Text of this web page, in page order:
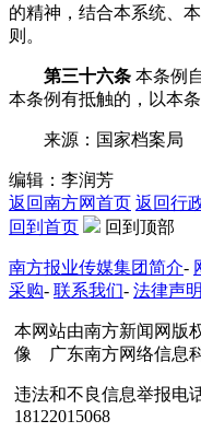
的精神，结合本系统、
则。
第三十六条 本条例
本条例有抵触的，以本条
来源：国家档案局
编辑：李润芳
返回南方网首页 返回行
回到首页
回到顶部
南方报业传媒集团简介-
采购- 联系我们- 法律声明
本网站由南方新闻网版
像 广东南方网络信息
违法和不良信息举报电
18122015068